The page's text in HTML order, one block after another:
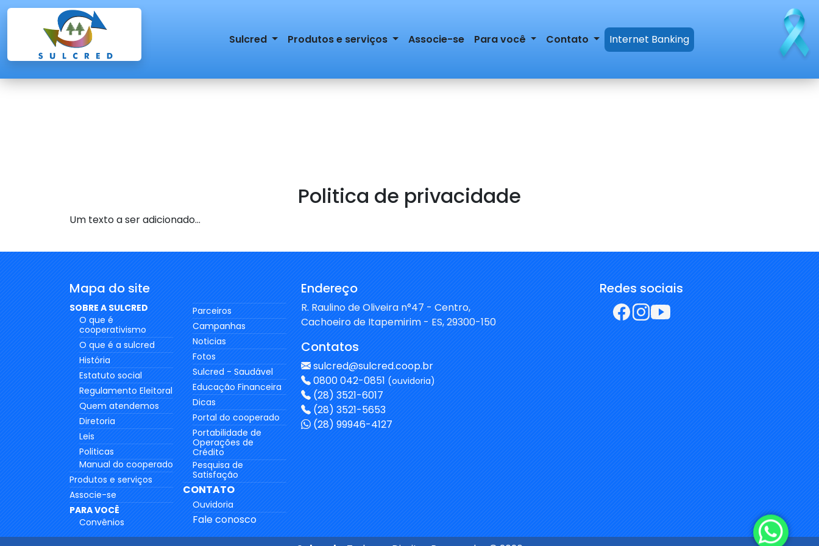
Sulcred Produtos e serviços Associe-se Para você Contato Internet Banking
Politica de privacidade
Um texto a ser adicionado...
Mapa do site
SOBRE A SULCRED
O que é
cooperativismo
O que é a sulcred
História
Estatuto social
Regulamento Eleitoral
Quem atendemos
Diretoria
Leis
Politicas
Manual do cooperado
Produtos e serviços
Associe-se
PARA VOCÊ
Convênios
Parceiros
Campanhas
Noticias
Fotos
Sulcred - Saudável
Educação Financeira
Dicas
Portal do cooperado
Portabilidade de
Operações de
Crédito
Pesquisa de
Satisfação
CONTATO
Ouvidoria
Fale conosco
Endereço
R. Raulino de Oliveira n°47 - Centro,
Cachoeiro de Itapemirim - ES, 29300-150
Contatos
sulcred@sulcred.coop.br
0800 042-0851 (ouvidoria)
(28) 3521-6017
(28) 3521-5653
(28) 99946-4127
Redes sociais